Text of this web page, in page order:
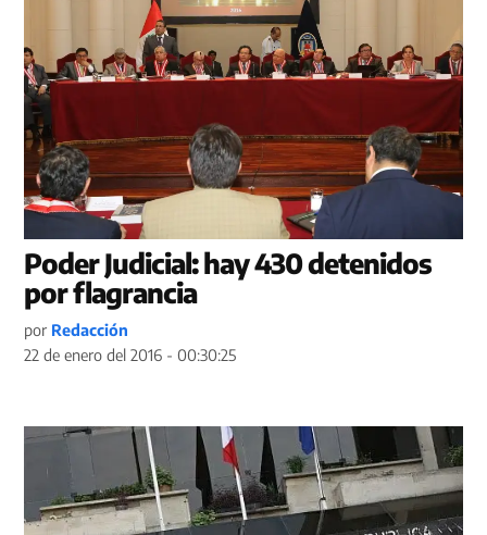
Poder Judicial: hay 430 detenidos
por flagrancia
por Redacción
22 de enero del 2016 - 00:30:25